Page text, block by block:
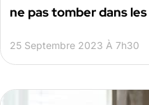
ne pas tomber dans
25 Septembre 2023 À 7h30